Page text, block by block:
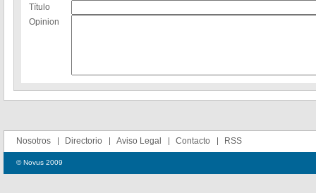
Título
Opinion
Nosotros Directorio Aviso Legal Contacto RSS
© Novus 2009